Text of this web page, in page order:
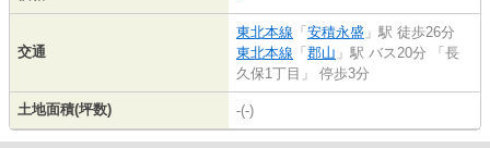
交通
東北本線 「 安積永盛 」駅 徒歩26分
東北本線 「 郡山 」駅 バス20分 「長
久保1丁目」 停歩3分
土地面積(坪数) -(-)